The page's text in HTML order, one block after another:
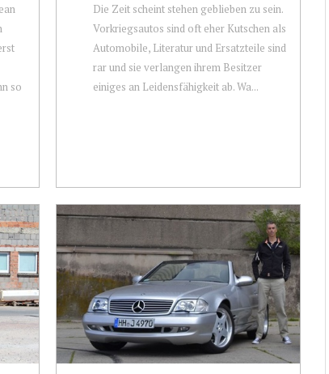
so
Die Zeit scheint stehen geblieben zu sein.
Vorkriegsautos sind oft eher Kutschen als
Automobile, Literatur und Ersatzteile sind
rar und sie verlangen ihrem Besitzer
einiges an Leidensfähigkeit ab. Wa...